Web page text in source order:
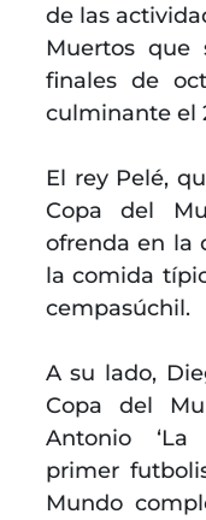
de las
Muertos que
finales de
culminante el
El rey Pelé,
Copa del
ofrenda en la
la comida
cempasúchil.
A su lado,
Copa del
Antonio ‘La
primer
Mundo